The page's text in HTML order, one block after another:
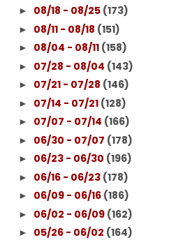
► 08/18 - 08/25 (173)
► 08/11 - 08/18 (151)
► 08/04 - 08/11 (158)
► 07/28 - 08/04 (143)
► 07/21 - 07/28 (146)
► 07/14 - 07/21 (128)
► 07/07 - 07/14 (166)
► 06/30 - 07/07 (178)
► 06/23 - 06/30 (196)
► 06/16 - 06/23 (178)
► 06/09 - 06/16 (186)
► 06/02 - 06/09 (162)
► 05/26 - 06/02 (164)